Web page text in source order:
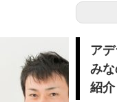
ア
み
紹介